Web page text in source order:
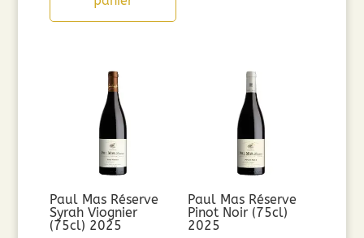
Paul Mas Réserve
Syrah Viognier
(75cl) 2025
Paul Mas Réserve
Pinot Noir (75cl)
2025